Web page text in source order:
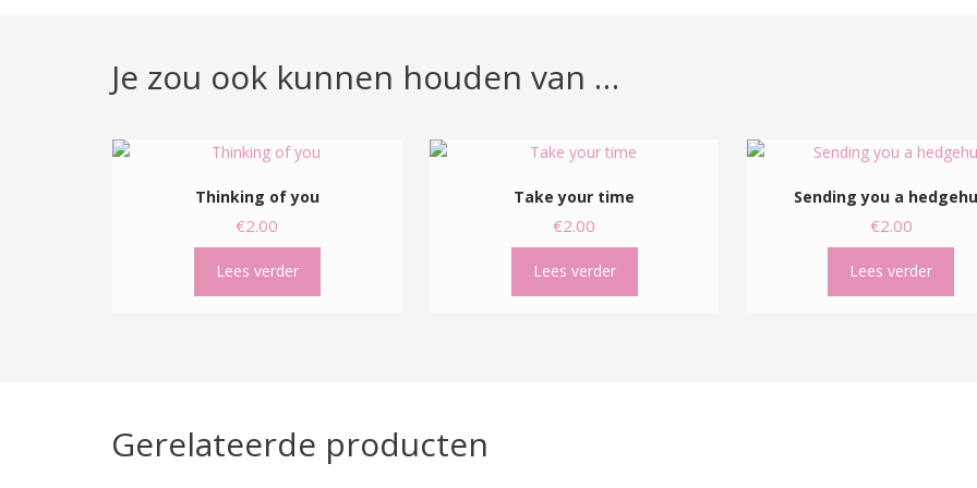
Je zou ook kunnen houden van …
Thinking of you
€2.00
Lees verder
Take your time
€2.00
Lees verder
Sending you a
€2.00
Lees verder
Gerelateerde producten